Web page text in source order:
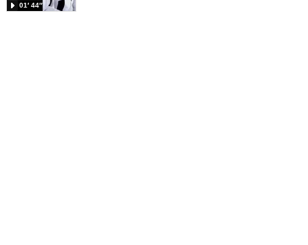
01′ 44″